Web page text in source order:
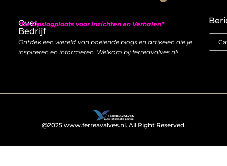
Over
Bedrijf
“De Opslagplaats voor Inzichten en Verhalen”
Ontdek een wereld van boeiende blogs en artikelen die je
inspireren en informeren. Welkom bij ferreavalves.nl!
@2025 www.ferreavalves.nl. All Right Reserved.